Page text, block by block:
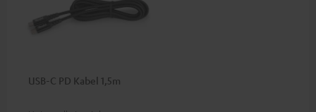
USB-C PD Kabel 1,5m